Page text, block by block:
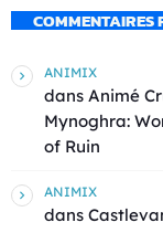
COMMENTAIRES
ANIMIX
dans Animé
Mynoghra:
of Ruin
ANIMIX
dans